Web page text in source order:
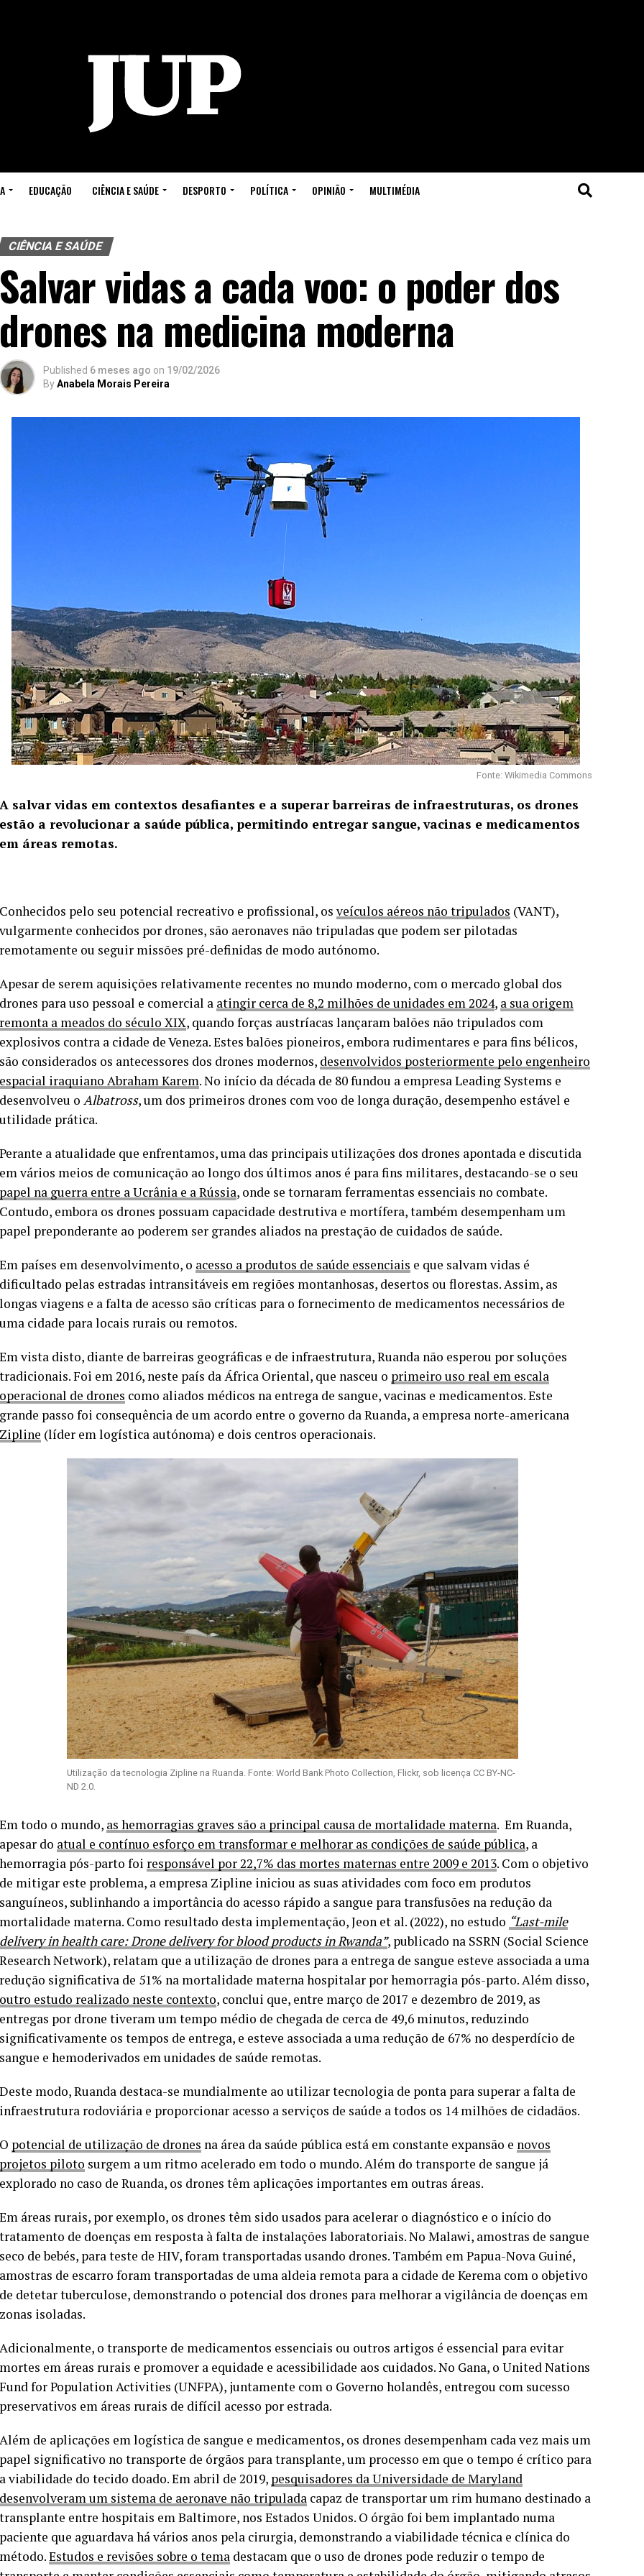
EDUCAÇÃO CIÊNCIA E SAÚDE DESPORTO POLÍTICA OPINIÃO MULTIMÉDIA
CIÊNCIA E SAÚDE
Salvar vidas a cada voo: o poder dos
drones na medicina moderna
Published 6 meses ago on 19/02/2026
ByAnabela Morais Pereira
Fonte: Wikimedia Commons
A salvar vidas em contextos desafiantes e a superar barreiras de infraestruturas, os drones
estão a revolucionar a saúde pública, permitindo entregar sangue, vacinas e medicamentos
em áreas remotas.
Conhecidos pelo seu potencial recreativo e profissional, os veículos aéreos não tripulados (VANT),
vulgarmente conhecidos por drones, são aeronaves não tripuladas que podem ser pilotadas
remotamente ou seguir missões pré-definidas de modo autónomo.
Apesar de serem aquisições relativamente recentes no mundo moderno, com o mercado global dos
drones para uso pessoal e comercial a atingir cerca de 8,2 milhões de unidades em 2024, a sua origem
remonta a meados do século XIX, quando forças austríacas lançaram balões não tripulados com
explosivos contra a cidade de Veneza. Estes balões pioneiros, embora rudimentares e para fins bélicos,
são considerados os antecessores dos drones modernos, desenvolvidos posteriormente pelo engenheiro
espacial iraquiano Abraham Karem. No início da década de 80 fundou a empresa Leading Systems e
desenvolveu o Albatross, um dos primeiros drones com voo de longa duração, desempenho estável e
utilidade prática.
Perante a atualidade que enfrentamos, uma das principais utilizações dos drones apontada e discutida
em vários meios de comunicação ao longo dos últimos anos é para fins militares, destacando-se o seu
papel na guerra entre a Ucrânia e a Rússia, onde se tornaram ferramentas essenciais no combate.
Contudo, embora os drones possuam capacidade destrutiva e mortífera, também desempenham um
papel preponderante ao poderem ser grandes aliados na prestação de cuidados de saúde.
Em países em desenvolvimento, o acesso a produtos de saúde essenciais e que salvam vidas é
dificultado pelas estradas intransitáveis em regiões montanhosas, desertos ou florestas. Assim, as
longas viagens e a falta de acesso são críticas para o fornecimento de medicamentos necessários de
uma cidade para locais rurais ou remotos.
Em vista disto, diante de barreiras geográficas e de infraestrutura, Ruanda não esperou por soluções
tradicionais. Foi em 2016, neste país da África Oriental, que nasceu o primeiro uso real em escala
operacional de drones como aliados médicos na entrega de sangue, vacinas e medicamentos. Este
grande passo foi consequência de um acordo entre o governo da Ruanda, a empresa norte-americana
Zipline (líder em logística autónoma) e dois centros operacionais.
Utilização da tecnologia Zipline na Ruanda. Fonte: World Bank Photo Collection, Flickr, sob licença CC BY-NC-
ND 2.0.
Em todo o mundo, as hemorragias graves são a principal causa de mortalidade materna. Em Ruanda,
apesar do atual e contínuo esforço em transformar e melhorar as condições de saúde pública, a
hemorragia pós-parto foi responsável por 22,7% das mortes maternas entre 2009 e 2013. Com o objetivo
de mitigar este problema, a empresa Zipline iniciou as suas atividades com foco em produtos
sanguíneos, sublinhando a importância do acesso rápido a sangue para transfusões na redução da
mortalidade materna. Como resultado desta implementação, Jeon et al. (2022), no estudo “Last-mile
delivery in health care: Drone delivery for blood products in Rwanda”, publicado na SSRN (Social Science
Research Network), relatam que a utilização de drones para a entrega de sangue esteve associada a uma
redução significativa de 51% na mortalidade materna hospitalar por hemorragia pós-parto. Além disso,
outro estudo realizado neste contexto, conclui que, entre março de 2017 e dezembro de 2019, as
entregas por drone tiveram um tempo médio de chegada de cerca de 49,6 minutos, reduzindo
significativamente os tempos de entrega, e esteve associada a uma redução de 67% no desperdício de
sangue e hemoderivados em unidades de saúde remotas.
Deste modo, Ruanda destaca-se mundialmente ao utilizar tecnologia de ponta para superar a falta de
infraestrutura rodoviária e proporcionar acesso a serviços de saúde a todos os 14 milhões de cidadãos.
O potencial de utilização de drones na área da saúde pública está em constante expansão e novos
projetos piloto surgem a um ritmo acelerado em todo o mundo. Além do transporte de sangue já
explorado no caso de Ruanda, os drones têm aplicações importantes em outras áreas.
Em áreas rurais, por exemplo, os drones têm sido usados para acelerar o diagnóstico e o início do
tratamento de doenças em resposta à falta de instalações laboratoriais. No Malawi, amostras de sangue
seco de bebés, para teste de HIV, foram transportadas usando drones. Também em Papua-Nova Guiné,
amostras de escarro foram transportadas de uma aldeia remota para a cidade de Kerema com o objetivo
de detetar tuberculose, demonstrando o potencial dos drones para melhorar a vigilância de doenças em
zonas isoladas.
Adicionalmente, o transporte de medicamentos essenciais ou outros artigos é essencial para evitar
mortes em áreas rurais e promover a equidade e acessibilidade aos cuidados. No Gana, o United Nations
Fund for Population Activities (UNFPA), juntamente com o Governo holandês, entregou com sucesso
preservativos em áreas rurais de difícil acesso por estrada.
Além de aplicações em logística de sangue e medicamentos, os drones desempenham cada vez mais um
papel significativo no transporte de órgãos para transplante, um processo em que o tempo é crítico para
a viabilidade do tecido doado. Em abril de 2019, pesquisadores da Universidade de Maryland
desenvolveram um sistema de aeronave não tripulada capaz de transportar um rim humano destinado a
transplante entre hospitais em Baltimore, nos Estados Unidos. O órgão foi bem implantado numa
paciente que aguardava há vários anos pela cirurgia, demonstrando a viabilidade técnica e clínica do
método.Estudos e revisões sobre o tema destacam que o uso de drones pode reduzir o tempo de